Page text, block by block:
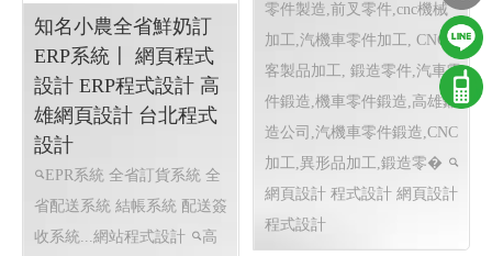
知名小農全省鮮奶訂
ERP系統〡 網頁程式
設計 ERP程式設計 高
雄網頁設計 台北程式
設計
EPR系統 全省訂貨系統 全
省配送系統 結帳系統 配送簽
收系統...網站程式設計
高
零件製造,前叉零件,cnc機械
加工,汽機車零件加工, CNC
客製品加工, 鍛造零件,汽車零
件鍛造,機車零件鍛造,高雄鍛
造公司,汽機車零件鍛造,CNC
加工,異形品加工,鍛造零�
網頁設計 程式設計 網頁設計
程式設計